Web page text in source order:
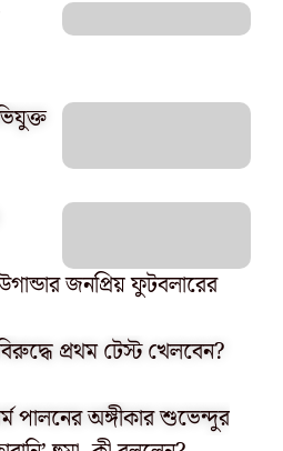
জনপ্রিয় ফুটবলারের
প্রথম টেস্ট খেলবেন?
পালনের অঙ্গীকার শুভেন্দুর